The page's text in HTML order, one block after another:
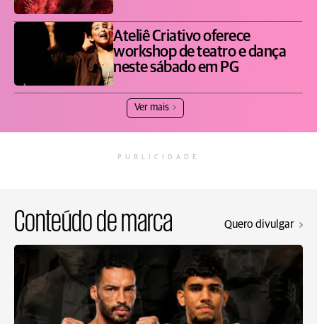
Ateliê Criativo oferece
workshop de teatro e dança
neste sábado em PG
Ver mais
PUBLICIDADE
Conteúdo de marca Quero divulgar